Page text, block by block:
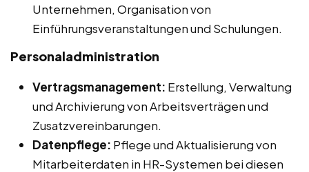
Unternehmen, Organisation von
Einführungsveranstaltungen und Schulungen.
Personaladministration
Vertragsmanagement: Erstellung, Verwaltung
und Archivierung von Arbeitsverträgen und
Zusatzvereinbarungen.
Datenpflege: Pflege und Aktualisierung von
Mitarbeiterdaten in HR-Systemen bei diesen